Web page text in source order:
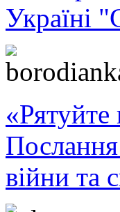
Україні
війни та